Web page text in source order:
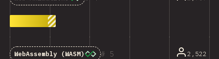
5
WebAssembly (WASM) 2,522